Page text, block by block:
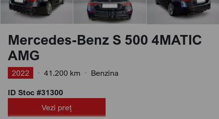
Mercedes-Benz S 500 4MATIC
AMG
2022 41.200 km
Benzina
ID Stoc #31300
Vezi preț